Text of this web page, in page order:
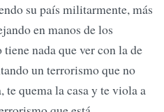
su país militarmente, más
en manos de los
nada que ver con la de
un terrorismo que no
te quema la casa y te viola a